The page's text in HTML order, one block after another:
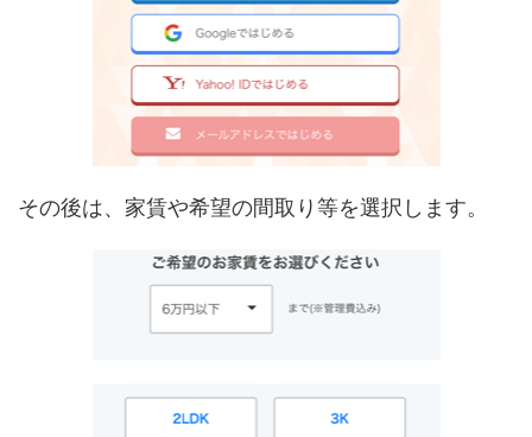
その後は、家賃や希望の間取り等を選択します。